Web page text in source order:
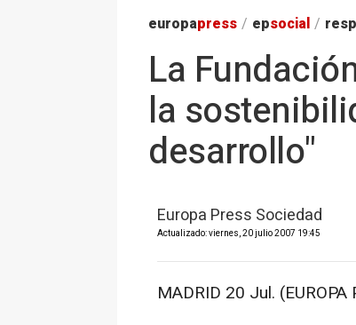
europapress / epsocial /
La
la
desarrollo"
Europa Press Sociedad
Actualizado: viernes, 20 julio 2007 19:45
MADRID 20 Jul. (EUROPA